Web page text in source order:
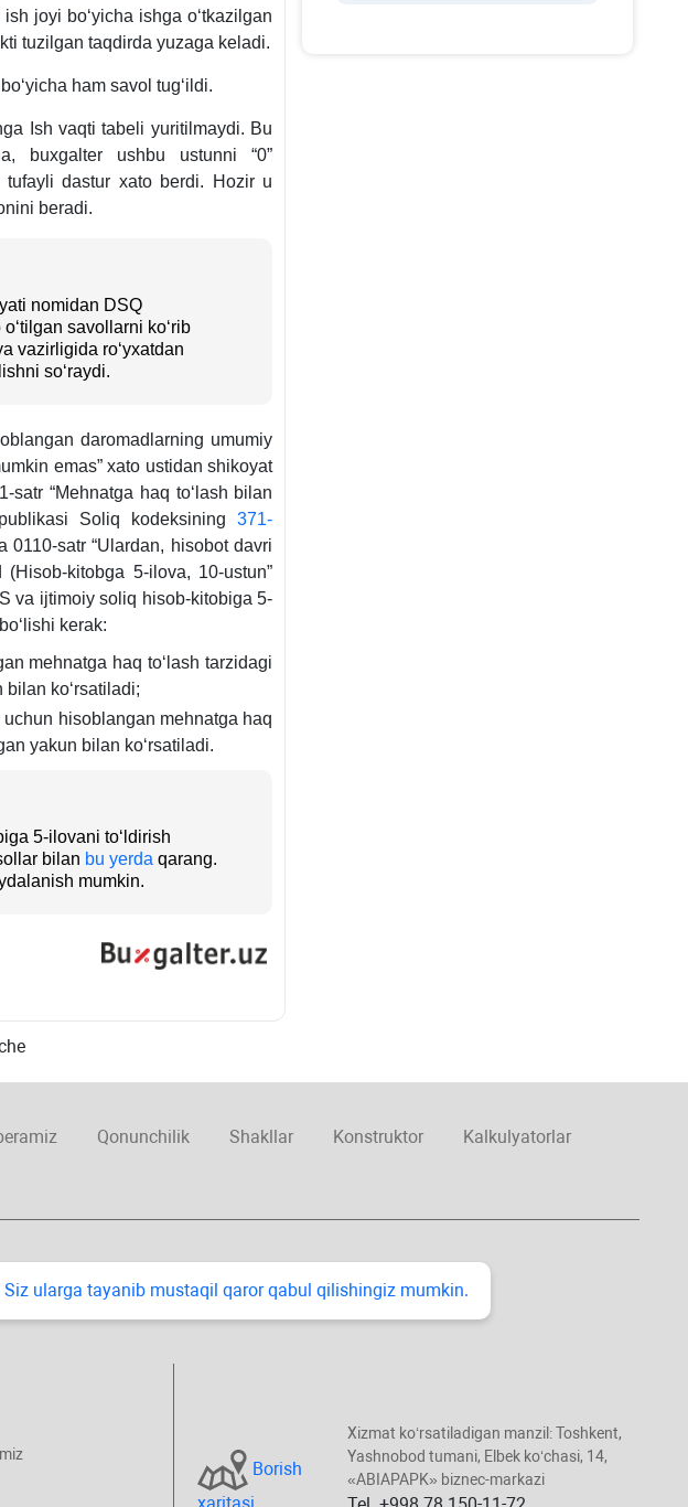
joyi boʻyicha ishga oʻtkazilgan
tuzilgan taqdirda yuzaga keladi.
ham savol tugʻildi.
Ish vaqti tabeli yuritilmaydi. Bu
buхgalter ushbu ustunni “0”
tufayli dastur хato berdi. Hozir u
beradi.
nomidan DSQ
savollarni koʻrib
vazirligida roʻyхatdan
soʻraydi.
daromadlarning umumiy
emas” хato ustidan shikoyat
“Mehnatga haq toʻlash bilan
Soliq kodeksining371-
satr “Ulardan, hisobot davri
kitobga 5-ilova, 10-ustun”
va ijtimoiy soliq hisob-kitobiga 5-
kerak:
mehnatga haq toʻlash tarzidagi
koʻrsatiladi;
hisoblangan mehnatga haq
yakun bilan koʻrsatiladi.
5-ilovani toʻldirish
bilan bu yerda qarang.
mumkin.
Qonunchilik Shakllar Konstruktor Kalkulyatorlar
ularga tayanib mustaqil qaror qabul qilishingiz mumkin.
Borish
Xizmat koʻrsatiladigan manzil: Toshkent,
Yashnobod tumani, Elbek koʻchasi, 14,
«ABIAPAPK» biznec-markazi